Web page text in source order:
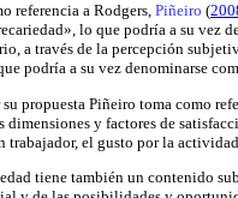
referencia a Rodgers, Piñeiro (
lo que podría a su vez
a través de la percepción
podría a su vez denominarse
su propuesta Piñeiro toma como
dimensiones y factores de
trabajador, el gusto por la
tiene también un contenido